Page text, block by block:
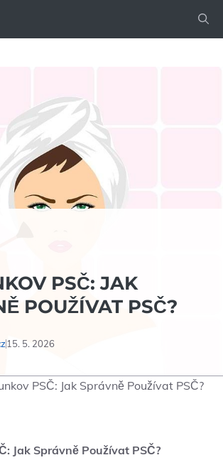
PSČ: JAK
POUŽÍVAT PSČ?
15. 5. 2026
PSČ: Jak Správně Používat PSČ?
Jak Správně Používat PSČ?